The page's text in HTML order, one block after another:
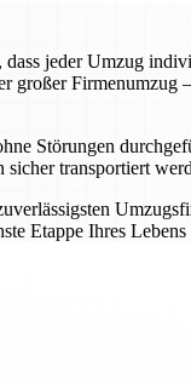
jeder Umzug
großer
Störungen
transportiert
Etappe Ihres